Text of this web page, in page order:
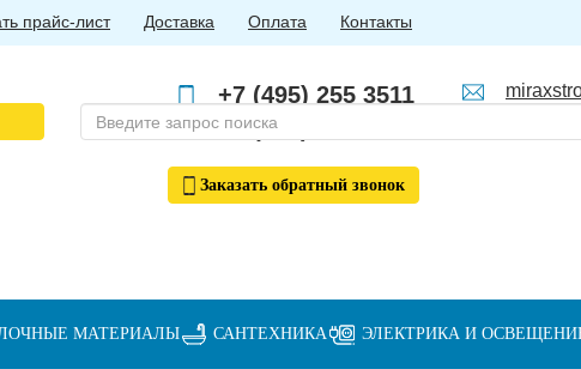
МАТЕРИАЛЫ САНТЕХНИКА ЭЛЕКТРИКА И
прайс-лист Доставка Оплата Контакты
+7 (495) 255 3511
+7 (985) 762 4123
Заказать обратный звонок